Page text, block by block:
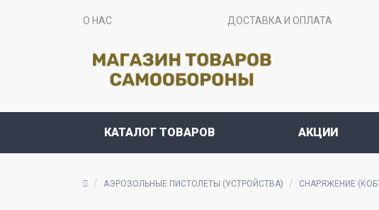
О НАС ДОСТАВКА И ОПЛАТА
КАТАЛОГ ТОВАРОВ АКЦИИ
АЭРОЗОЛЬНЫЕ ПИСТОЛЕТЫ (УСТРОЙСТВА) СНАРЯЖЕНИЕ